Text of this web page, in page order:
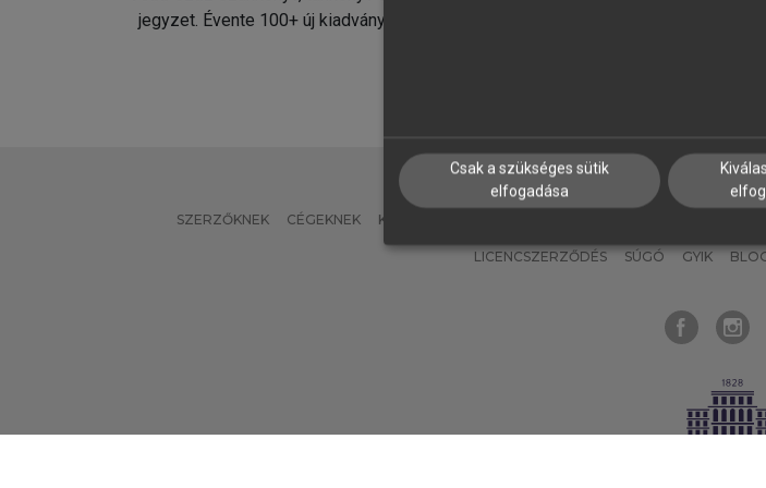
jegyzet. Évente 100+ új kiadvány.
SZERZŐKNEK CÉGEKNEK KÖNYVTÁROSOKNAK
LICENCSZERZŐDÉS SÚGÓ GYIK
Csak a szükséges sütik
elfogadása